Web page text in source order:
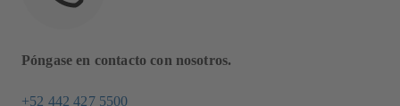
Póngase en contacto con nosotros.
+52 442 427 5500